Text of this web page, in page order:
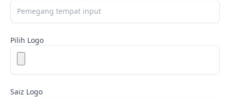
Pilih Logo
Saiz Logo